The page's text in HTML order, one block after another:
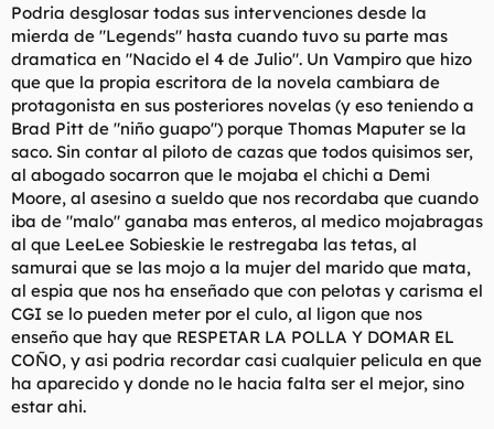
Podria desglosar todas sus intervenciones desde la
mierda de "Legends" hasta cuando tuvo su parte mas
dramatica en "Nacido el 4 de Julio". Un Vampiro que hizo
que que la propia escritora de la novela cambiara de
protagonista en sus posteriores novelas (y eso teniendo a
Brad Pitt de "niño guapo") porque Thomas Maputer se la
saco. Sin contar al piloto de cazas que todos quisimos ser,
al abogado socarron que le mojaba el chichi a Demi
Moore, al asesino a sueldo que nos recordaba que cuando
iba de "malo" ganaba mas enteros, al medico mojabragas
al que LeeLee Sobieskie le restregaba las tetas, al
samurai que se las mojo a la mujer del marido que mata,
al espia que nos ha enseñado que con pelotas y carisma el
CGI se lo pueden meter por el culo, al ligon que nos
enseño que hay que RESPETAR LA POLLA Y DOMAR EL
COÑO, y asi podria recordar casi cualquier pelicula en que
ha aparecido y donde no le hacia falta ser el mejor, sino
estar ahi.